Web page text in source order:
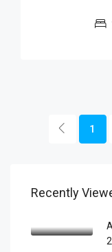
1
Recently